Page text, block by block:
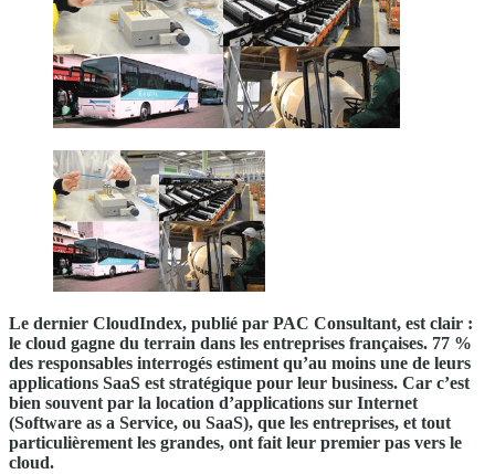
Le dernier CloudIndex, publié par PAC Consultant, est clair :
le cloud gagne du terrain dans les entreprises françaises. 77 %
des responsables interrogés estiment qu’au moins une de leurs
applications SaaS est stratégique pour leur business. Car c’est
bien souvent par la location d’applications sur Internet
(Software as a Service, ou SaaS), que les entreprises, et tout
particulièrement les grandes, ont fait leur premier pas vers le
cloud.